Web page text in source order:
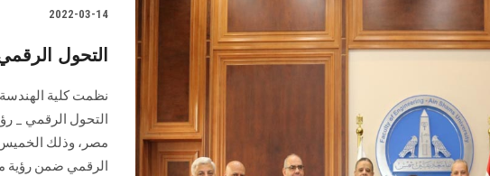
2022-03-14
التحول
التحول الرقمي _
الرقمي ضمن رؤية مصر